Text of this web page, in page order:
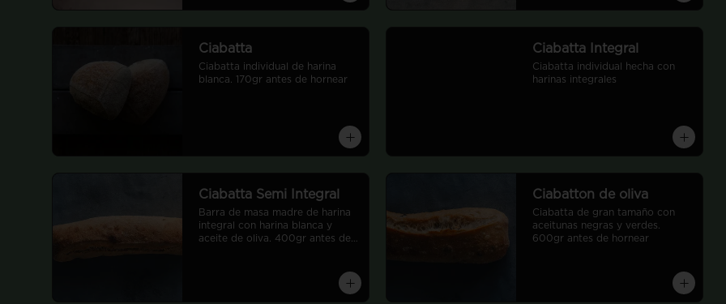
Ciabatta
Ciabatta individual de harina
blanca. 170gr antes de hornear
Ciabatta Integral
Ciabatta individual hecha con
harinas integrales
Ciabatta Semi Integral
Barra de masa madre de harina
integral con harina blanca y
aceite de oliva. 400gr antes de
Ciabatton de oliva
Ciabatta de gran tamaño con
aceitunas negras y verdes.
600gr antes de hornear